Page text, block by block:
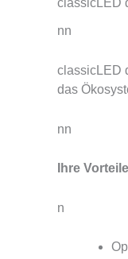
classicLED
nn
classicLED
das
nn
Ihre
n